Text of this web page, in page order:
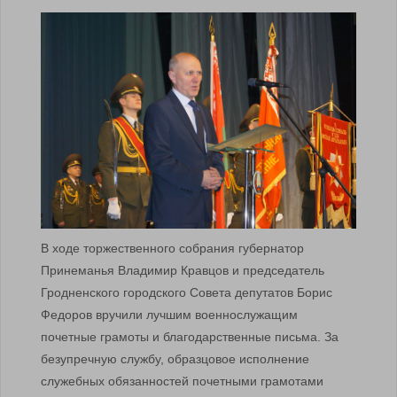
В ходе торжественного собрания губернатор
Принеманья Владимир Кравцов и председатель
Гродненского городского Совета депутатов Борис
Федоров вручили лучшим военнослужащим
почетные грамоты и благодарственные письма. За
безупречную службу, образцовое исполнение
служебных обязанностей почетными грамотами